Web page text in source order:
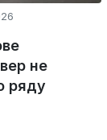
не
ряду